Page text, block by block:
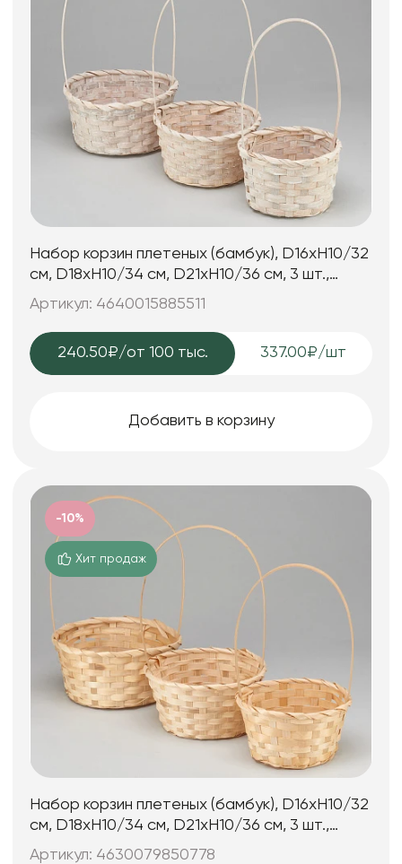
Набор корзин плетеных (бамбук), D16xH10/32
см, D18xH10/34 см, D21xH10/36 см, 3 шт.,
белый
Артикул: 4640015885511
240.50₽/от 100 тыс. 337.00₽/шт
Добавить в корзину
-10%
Хит продаж
Набор корзин плетеных (бамбук), D16xH10/32
см, D18xH10/34 см, D21xH10/36 см, 3 шт.,
натуральный
Артикул: 4630079850778